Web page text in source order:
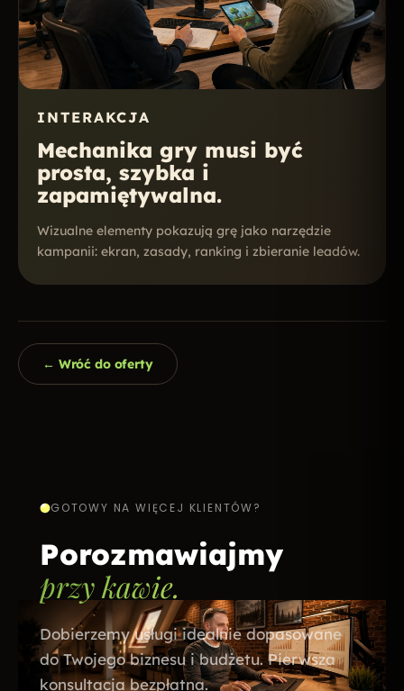
INTERAKCJA
Mechanika gry musi być
prosta, szybka i
zapamiętywalna.
Wizualne elementy pokazują grę jako narzędzie
kampanii: ekran, zasady, ranking i zbieranie leadów.
← Wróć do oferty
GOTOWY NA WIĘCEJ KLIENTÓW?
Porozmawiajmy
przy kawie.
Dobierzemy usługi idealnie dopasowane
do Twojego biznesu i budżetu. Pierwsza
konsultacja bezpłatna.